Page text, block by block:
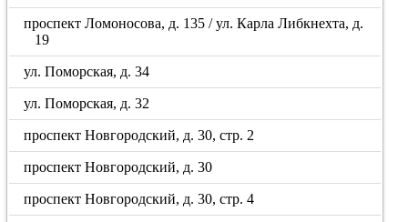
проспект Ломоносова, д. 135 / ул. Карла Либкнехта, д.
19
ул. Поморская, д. 34
ул. Поморская, д. 32
проспект Новгородский, д. 30, стр. 2
проспект Новгородский, д. 30
проспект Новгородский, д. 30, стр. 4